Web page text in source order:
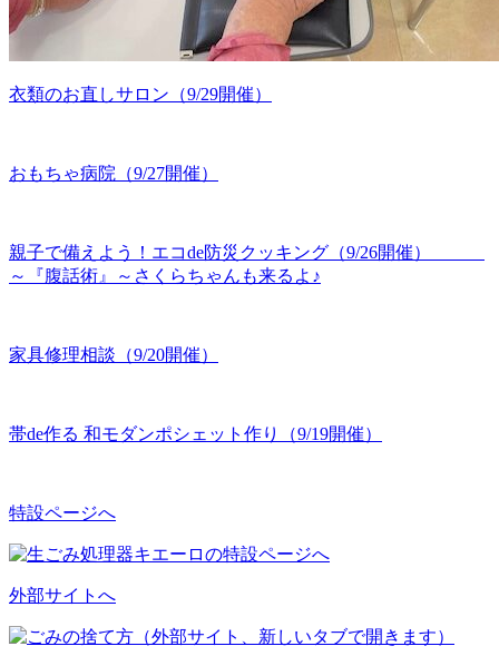
衣類のお直しサロン（9/29開催）
おもちゃ病院（9/27開催）
親子で備えよう！エコde防災クッキング（9/26開催）
～『腹話術』～さくらちゃんも来るよ♪
家具修理相談（9/20開催）
帯de作る 和モダンポシェット作り（9/19開催）
特設ページへ
外部サイトへ